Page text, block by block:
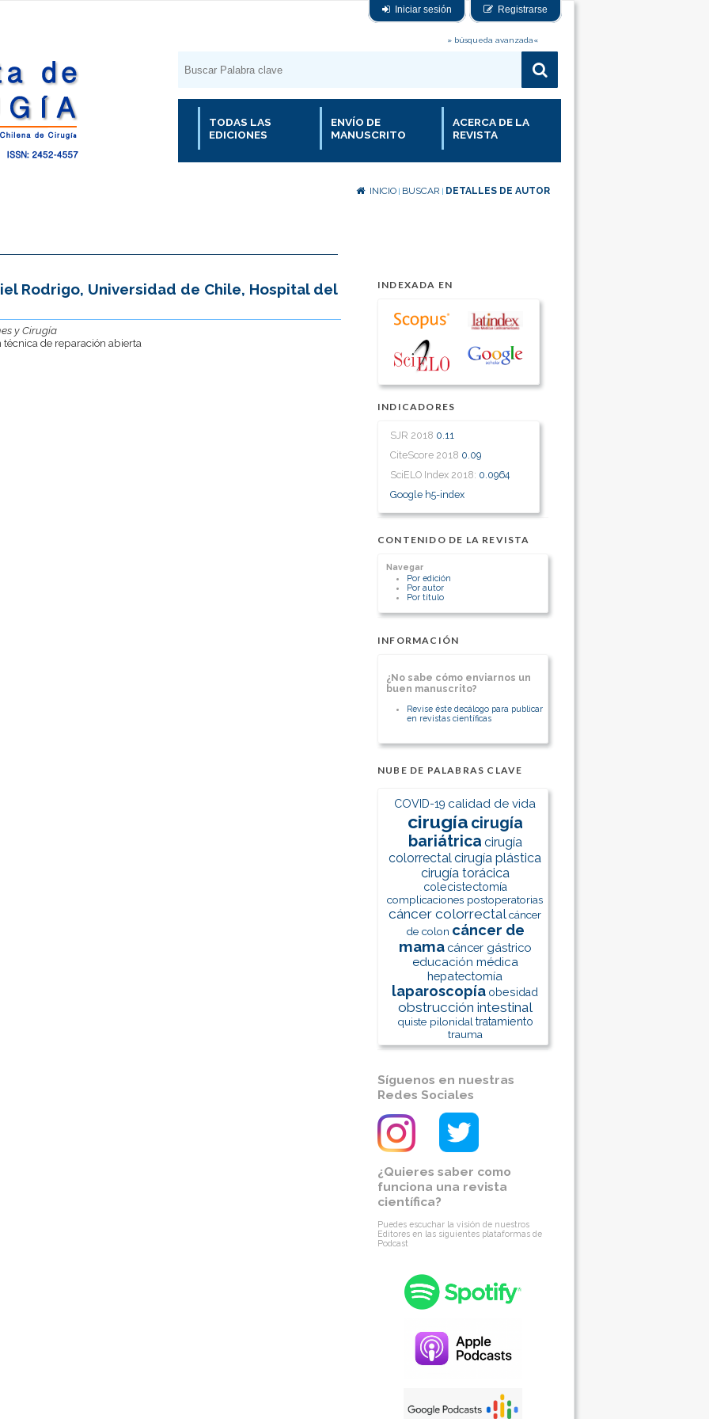
Iniciar sesión Registrarse
» búsqueda avanzada«
TODAS LAS
EDICIONES
ENVÍO DE
MANUSCRITO
ACERCA DE LA
REVISTA
INICIO BUSCAR DETALLES DE AUTOR
INDEXADA EN
INDICADORES
SJR 2018 0.11
CiteScore 2018 0.09
SciELO Index 2018: 0.0964
Google h5-index
CONTENIDO DE LA REVISTA
Navegar
Por edición
Por autor
Por título
INFORMACIÓN
¿No sabe cómo enviarnos un
buen manuscrito?
Revise éste decálogo para publicar
en revistas científicas
NUBE DE PALABRAS CLAVE
COVID-19 calidad de vida
cirugía cirugía
bariátrica cirugía
colorrectalcirugía plástica
cirugía torácica
colecistectomía
complicaciones postoperatorias
cáncer colorrectalcáncer
de colon cáncer de
mama cáncer gástrico
educación médica
hepatectomía
laparoscopía obesidad
obstrucción intestinal
quiste pilonidal tratamiento
trauma
Síguenos en nuestras
Redes Sociales
¿Quieres saber como
funciona una revista
científica?
Puedes escuchar la visión de nuestros
Editores en las siguientes plataformas de
Podcast
Rodrigo, Universidad de Chile, Hospital del
y Cirugía
técnica de reparación abierta